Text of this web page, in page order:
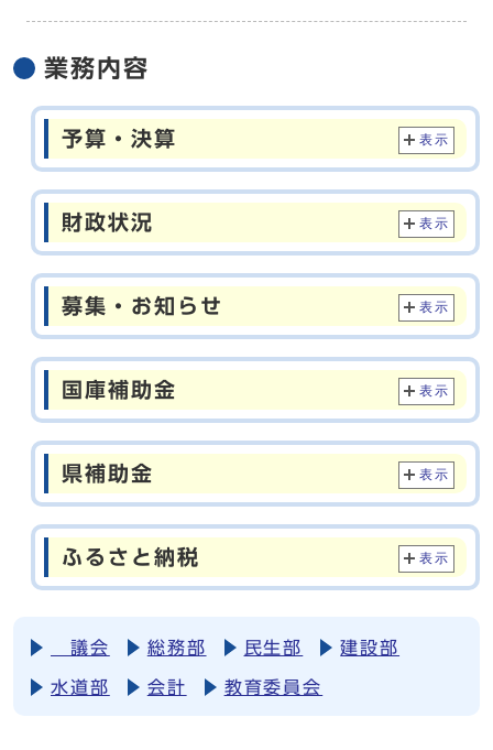
業務内容
予算・決算 表示
財政状況 表示
募集・お知らせ 表示
国庫補助金 表示
県補助金 表示
ふるさと納税 表示
議会 総務部 民生部 建設部
水道部 会計 教育委員会